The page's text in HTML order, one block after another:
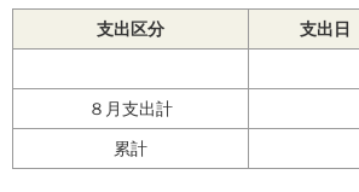
支出区分 支出日
８月支出計
累計